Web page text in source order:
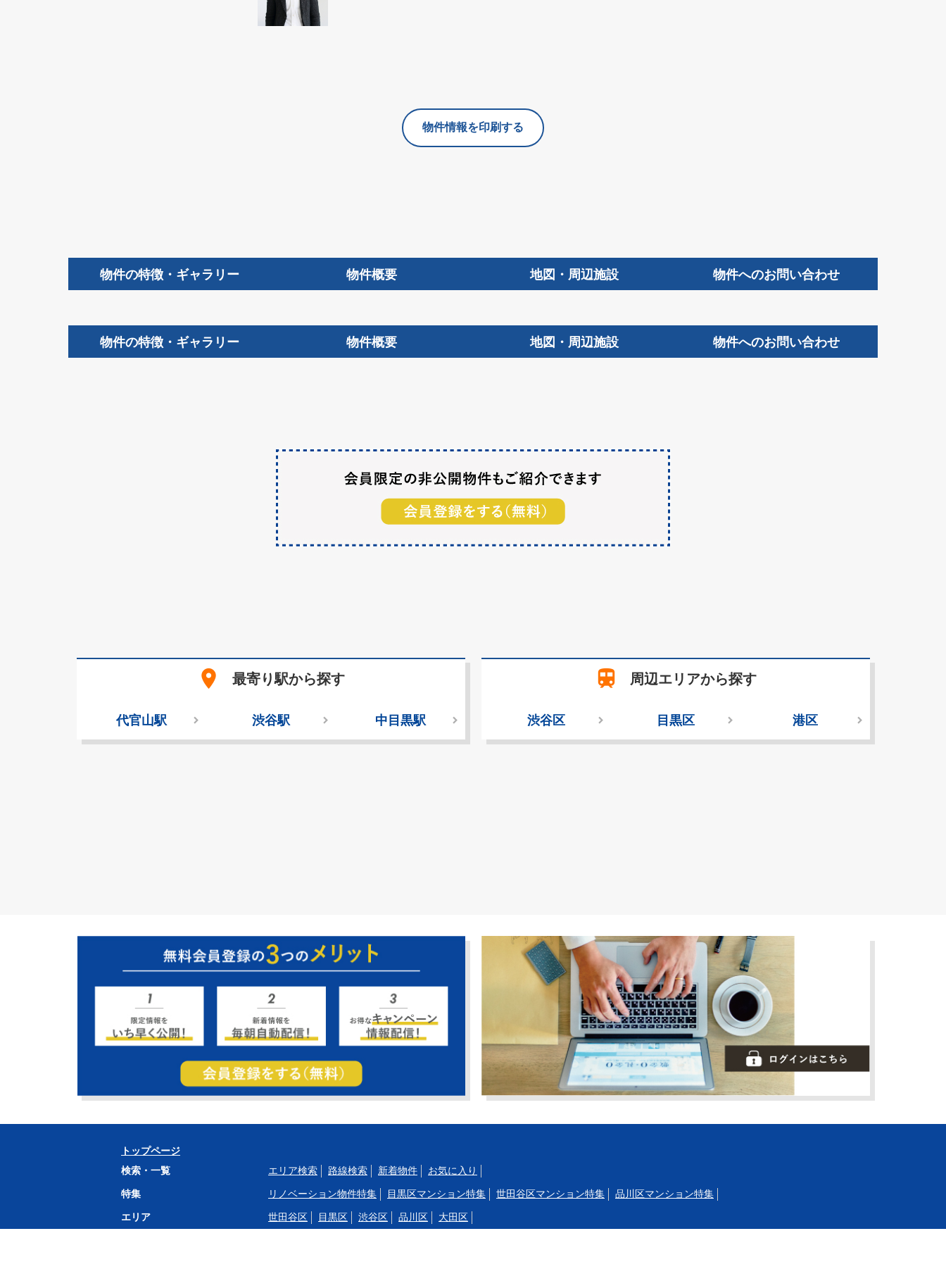
物件情報を印刷する
物件の特徴・ギャラリー 物件概要 地図・周辺施設 物件へのお問い合わせ
物件の特徴・ギャラリー 物件概要 地図・周辺施設 物件へのお問い合わせ
place 最寄り駅から探す
代官山駅 渋谷駅 中目黒駅
train 周辺エリアから探す
渋谷区 目黒区 港区
トップページ
検索・一覧
エリア検索 路線検索 新着物件 お気に入り
特集 リノベーション物件特集 目黒区マンション特集 世田谷区マンション特集 品川区マンション特集
エリア 世田谷区 目黒区 渋谷区 品川区 大田区